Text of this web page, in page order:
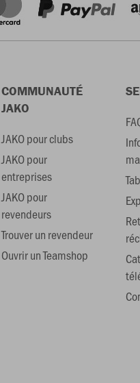
COMMUNAUTÉ
JAKO
JAKO pour clubs
JAKO pour
entreprises
JAKO pour
revendeurs
Trouver un revendeur
Ouvrir un Teamshop